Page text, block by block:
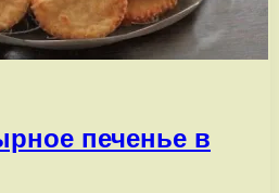
печенье в